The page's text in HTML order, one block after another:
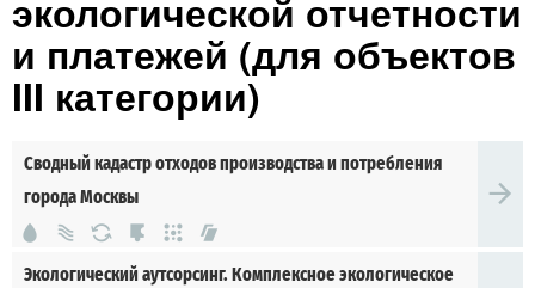
экологической отчетности
и платежей (для объектов
III категории)
Сводный кадастр отходов производства и потребления
города Москвы
Экологический аутсорсинг. Комплексное экологическое